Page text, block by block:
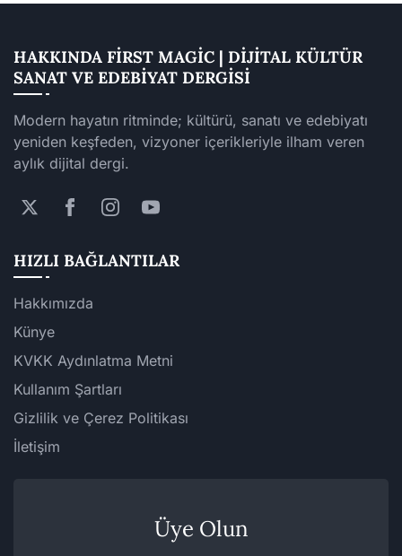
HAKKINDA FIRST MAGIC | DIJITAL KÜLTÜR
SANAT VE EDEBIYAT DERGISI
Modern hayatın ritminde; kültürü, sanatı ve edebiyatı
yeniden keşfeden, vizyoner içerikleriyle ilham veren
aylık dijital dergi.
HIZLI BAĞLANTILAR
Hakkımızda
Künye
KVKK Aydınlatma Metni
Kullanım Şartları
Gizlilik ve Çerez Politikası
İletişim
Üye Olun